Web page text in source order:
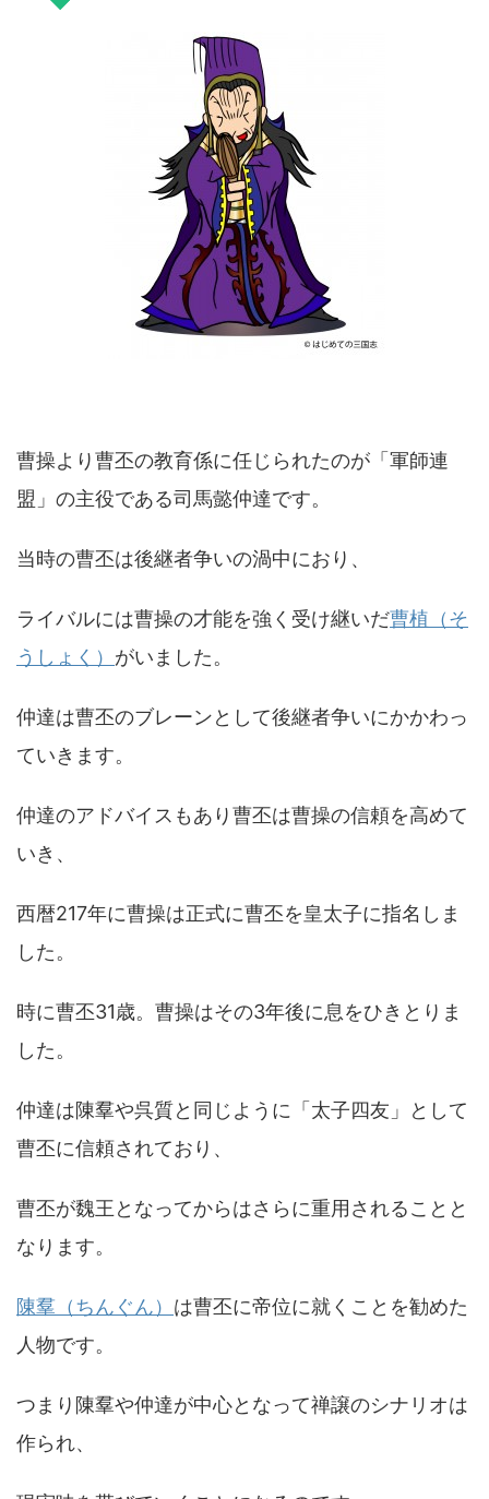
曹操より曹丕の教育係に任じられたのが「軍師連
盟」の主役である司馬懿仲達です。
当時の曹丕は後継者争いの渦中におり、
ライバルには曹操の才能を強く受け継いだ曹植（そ
うしょく） がいました。
仲達は曹丕のブレーンとして後継者争いにかかわっ
ていきます。
仲達のアドバイスもあり曹丕は曹操の信頼を高めて
いき、
西暦217年に曹操は正式に曹丕を皇太子に指名しま
した。
時に曹丕31歳。曹操はその3年後に息をひきとりま
した。
仲達は陳羣や呉質と同じように「太子四友」として
曹丕に信頼されており、
曹丕が魏王となってからはさらに重用されることと
なります。
陳羣（ちんぐん） は曹丕に帝位に就くことを勧めた
人物です。
つまり陳羣や仲達が中心となって禅譲のシナリオは
作られ、